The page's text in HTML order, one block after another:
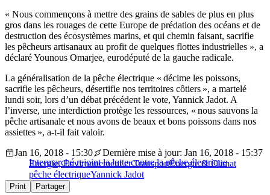
« Nous commençons à mettre des grains de sables de plus en plus
gros dans les rouages de cette Europe de prédation des océans et de
destruction des écosystèmes marins, et qui chemin faisant, sacrifie
les pêcheurs artisanaux au profit de quelques flottes industrielles », a
déclaré Younous Omarjee, eurodéputé de la gauche radicale.
La généralisation de la pêche électrique « décime les poissons,
sacrifie les pêcheurs, désertifie nos territoires côtiers », a martelé
lundi soir, lors d’un débat précédent le vote, Yannick Jadot. A
l’inverse, une interdiction protège les ressources, « nous sauvons la
pêche artisanale et nous avons de beaux et bons poissons dans nos
assiettes », a-t-il fait valoir.
Intermarché rejoint la lutte contre la pêche électrique
Jan 16, 2018 - 15:30
Dernière mise à jour: Jan 16, 2018 - 15:37
Energie, Environnement et TransportEnergie & Climat
pêche électriqueYannick Jadot
Print Partager